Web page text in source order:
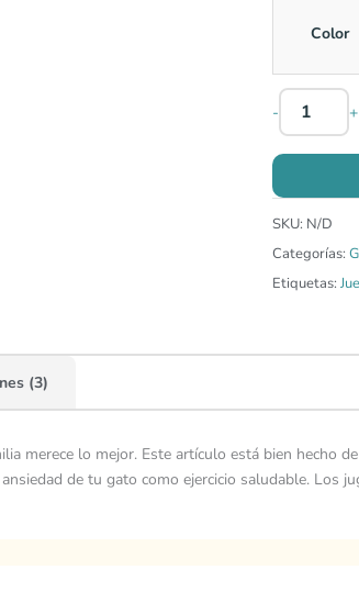
Color
- +
SKU: N/D
Categorías:
Etiquetas:
(3)
merece lo mejor. Este artículo está bien hecho
de tu gato como ejercicio saludable. Los